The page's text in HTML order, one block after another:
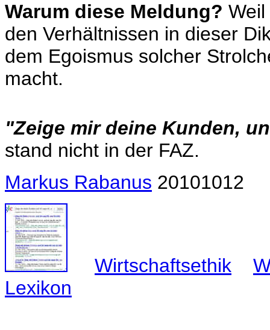
Warum diese Meldung?
den Verhältnissen in dieser
dem Egoismus solcher
macht.
"Zeige mir deine Kunden,
stand nicht in der FAZ.
Markus Rabanus
Wirtschaftsethik
Lexikon